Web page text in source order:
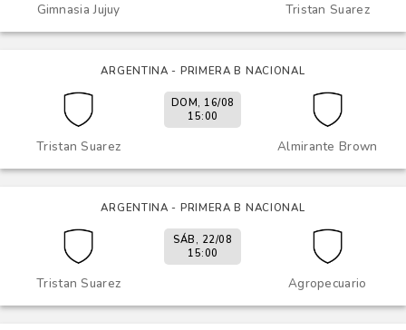
Gimnasia Jujuy Tristan Suarez
ARGENTINA - PRIMERA B NACIONAL
Tristan Suarez Almirante Brown
DOM, 16/08
15:00
ARGENTINA - PRIMERA B NACIONAL
Tristan Suarez Agropecuario
SÁB, 22/08
15:00